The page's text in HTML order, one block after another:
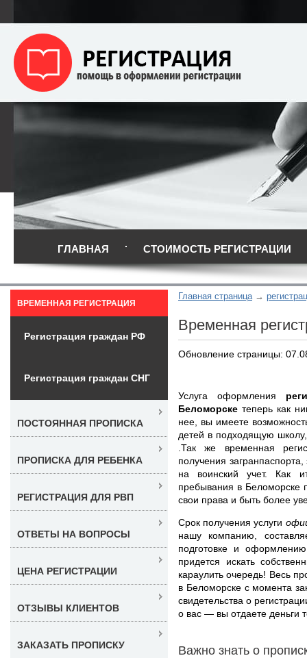
ГЛАВНАЯ СТОИМОСТЬ РЕГИСТРАЦИИ
Главная страница
Временная
Обновление страницы:
Услуга оформления
Беломорскетеперь как
нее, вы имеете
детей в подходящую
.Так же временная
получения
на воинский учет. Как
пребывания в Беломорске
свои права и быть более
Срок получения услуги
нашу компанию,
подготовке и
придется искать
караулить очередь! Весь
в Беломорске с момента
свидетельства о
о вас — вы отдаете деньги
Важно знать о
ВРЕМЕННАЯ РЕГИСТРАЦИЯ
Регистрация граждан РФ
Регистрация граждан СНГ
ПОСТОЯННАЯ ПРОПИСКА
ПРОПИСКА ДЛЯ РЕБЕНКА
РЕГИСТРАЦИЯ ДЛЯ РВП
ОТВЕТЫ НА ВОПРОСЫ
ЦЕНА РЕГИСТРАЦИИ
ОТЗЫВЫ КЛИЕНТОВ
ЗАКАЗАТЬ ПРОПИСКУ